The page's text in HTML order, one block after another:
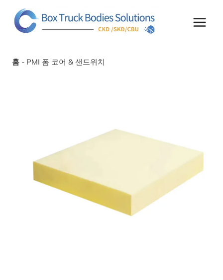
홈 - PMI 폼 코어 & 샌드위치